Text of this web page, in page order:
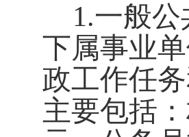
1.一般
下属事业
政工作任
主要包括：